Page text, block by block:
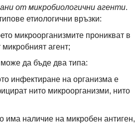
от микробиологични агенти.
етиологични връзки:
микроорганизмите проникват в
агент;
да бъде два типа:
инфектиране на организма е
нито микроорганизми, нито
има наличие на микробен антиген,